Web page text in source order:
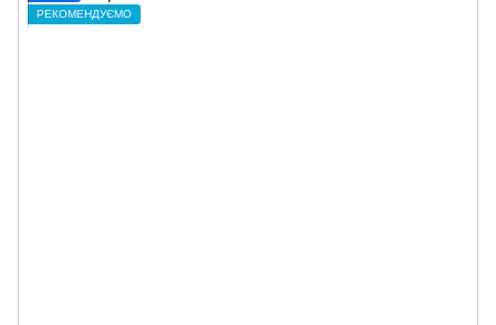
РЕКОМЕНДУЄМО